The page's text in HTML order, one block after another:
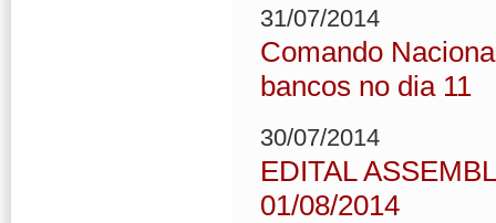
31/07/2014
Comando
bancos no dia 11
30/07/2014
EDITAL
01/08/2014